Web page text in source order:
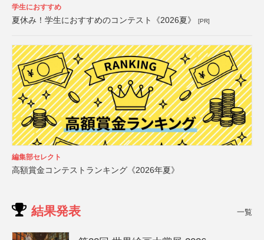
学生におすすめ
夏休み！学生におすすめのコンテスト《2026夏》 [PR]
編集部セレクト
高額賞金コンテストランキング《2026年夏》
結果発表 一覧